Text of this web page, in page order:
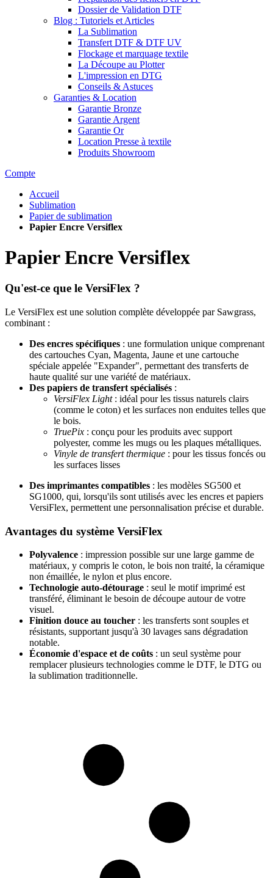
Dossier de Validation DTF
Blog : Tutoriels et Articles
La Sublimation
Transfert DTF & DTF UV
Flockage et marquage textile
La Découpe au Plotter
L'impression en DTG
Conseils & Astuces
Garanties & Location
Garantie Bronze
Garantie Argent
Garantie Or
Location Presse à textile
Produits Showroom
Compte
Accueil
Sublimation
Papier de sublimation
Papier Encre Versiflex
Papier Encre Versiflex
Qu'est-ce que le VersiFlex ?
Le VersiFlex est une solution complète développée par Sawgrass,
combinant :
Des encres spécifiques : une formulation unique comprenant
des cartouches Cyan, Magenta, Jaune et une cartouche
spéciale appelée "Expander", permettant des transferts de
haute qualité sur une variété de matériaux.
Des papiers de transfert spécialisés :
VersiFlex Light: idéal pour les tissus naturels clairs
(comme le coton) et les surfaces non enduites telles que
le bois.
TruePix : conçu pour les produits avec support
polyester, comme les mugs ou les plaques métalliques.
Vinyle de transfert thermique : pour les tissus foncés ou
les surfaces lisses
Des imprimantes compatibles : les modèles SG500 et
SG1000, qui, lorsqu'ils sont utilisés avec les encres et papiers
VersiFlex, permettent une personnalisation précise et durable.
Avantages du système VersiFlex
Polyvalence : impression possible sur une large gamme de
matériaux, y compris le coton, le bois non traité, la céramique
non émaillée, le nylon et plus encore.
Technologie auto-détourage : seul le motif imprimé est
transféré, éliminant le besoin de découpe autour de votre
visuel.
Finition douce au toucher : les transferts sont souples et
résistants, supportant jusqu'à 30 lavages sans dégradation
notable.
Économie d'espace et de coûts : un seul système pour
remplacer plusieurs technologies comme le DTF, le DTG ou
la sublimation traditionnelle.